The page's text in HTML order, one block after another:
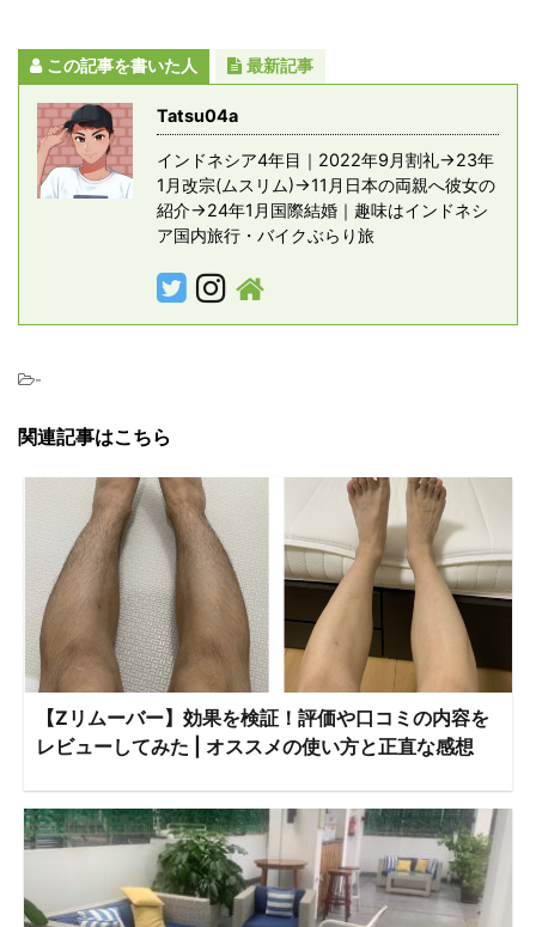
この記事を書いた人 最新記事
Tatsu04a
インドネシア4年目｜2022年9月割礼→23年
1月改宗(ムスリム)→11月日本の両親へ彼女の
紹介→24年1月国際結婚｜趣味はインドネシ
ア国内旅行・バイクぶらり旅
-
関連記事はこちら
【Zリムーバー】効果を検証！評価や口コミの内容を
レビューしてみた | オススメの使い方と正直な感想